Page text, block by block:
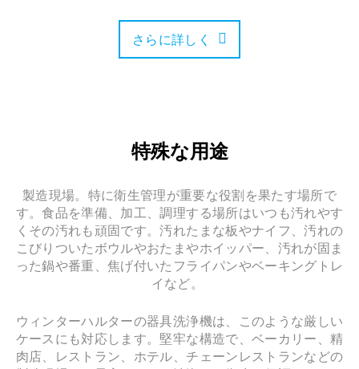
さらに詳しく
特殊な用途
製造現場。特に衛生管理が重要な役割を果たす場所で
す。食品を準備、加工、調理する場所はいつも汚れやす
くその汚れも頑固です。汚れたまな板やナイフ、汚れの
こびりついたボウルやおたまやホイッパー、汚れが固ま
った鍋や番重、焦げ付いたフライパンやベーキングトレ
イなど。
ウィンターハルターの器具洗浄機は、このような厳しい
ケースにも対応します。堅牢な構造で、ベーカリー、精
肉店、レストラン、ホテル、チェーンレストランなどの